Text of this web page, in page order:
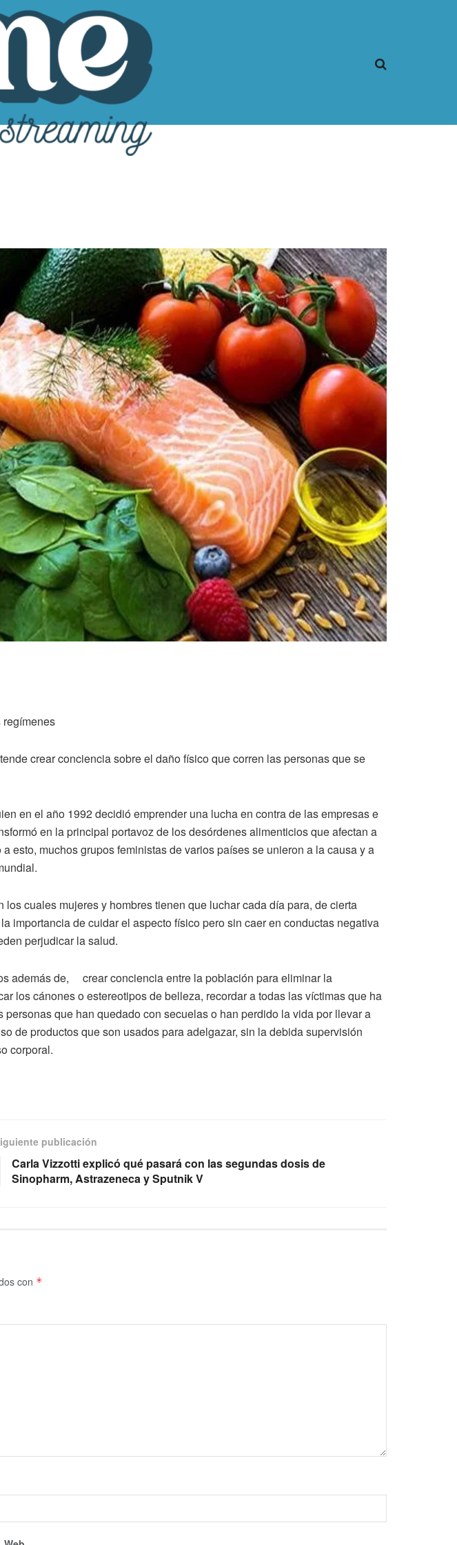
regímenes
crear conciencia sobre el daño físico que corren las personas que se
en el año 1992 decidió emprender una lucha en contra de las empresas e
en la principal portavoz de los desórdenes alimenticios que afectan a
esto, muchos grupos feministas de varios países se unieron a la causa y a
cuales mujeres y hombres tienen que luchar cada día para, de cierta
importancia de cuidar el aspecto físico pero sin caer en conductas negativa
perjudicar la salud.
además de, crear conciencia entre la población para eliminar la
los cánones o estereotipos de belleza, recordar a todas las víctimas que ha
que han quedado con secuelas o han perdido la vida por llevar a
de productos que son usados para adelgazar, sin la debida supervisión
corporal.
publicación
Carla Vizzotti explicó qué pasará con las segundas dosis de
Sinopharm, Astrazeneca y Sputnik V
con *